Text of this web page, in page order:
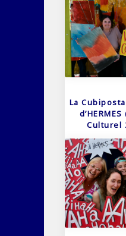
La
Culturel